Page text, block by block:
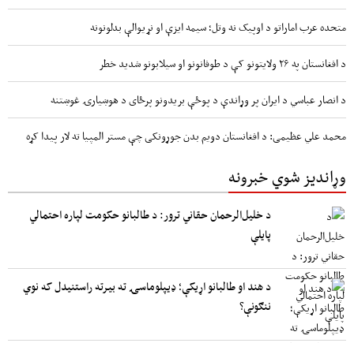
متحده عرب اماراتو د اوپیک نه وتل؛ سیمه ایزې او نړیوالې بدلونونه
د افغانستان په ۲۶ ولایتونو کې د طوفانونو او سیلابونو شدید خطر
د انصار عباسي د ایران پر وړاندې د پوځې بریدونو پرځای د هوښیارۍ غوښتنه
محمد علي عظیمی: د افغانستان دویم بدن جوړونکی چې مستر المپیا ته لار پیدا کړه
وړاندیز شوي خبرونه
د خلیل‌الرحمان حقاني ترور: د طالبانو حکومت لپاره احتمالي
پایلې
د هند او طالبانو اړیکې؛ ډیپلوماسۍ ته بیرته راستنیدل که نوي
ننګونې؟